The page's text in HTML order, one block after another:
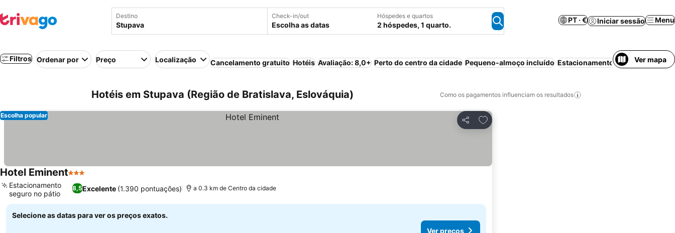
Destino Check-in/out
Escolha as datas
Hóspedes e quartos
2 hóspedes, 1 quarto.
PT · € Iniciar sessão Menu
Filtros Ordenar por Preço Localização Cancelamento gratuito Hotéis Avaliação: 8,0+ Perto do centro da cidade Pequeno-almoço incluído Estacionamento Ver mapa
Hotéis em Stupava (Região de Bratislava, Eslováquia) Como os pagamentos influenciam os resultados
Partilhar
Adicionar aos favoritos
Escolha popular
Hotel Eminent3 Estrelas
8,5Excelente (1.390 pontuações)
Estacionamento
seguro no pátio
a 0.3 km de Centro da cidade
Selecione as datas para ver os preços exatos.
Ver preços